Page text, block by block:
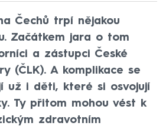
Čechů trpí nějakou
Začátkem jara o tom
a zástupci České
(ČLK). A komplikace se
už i děti, které si osvojují
Ty přitom mohou vést k
zdravotním